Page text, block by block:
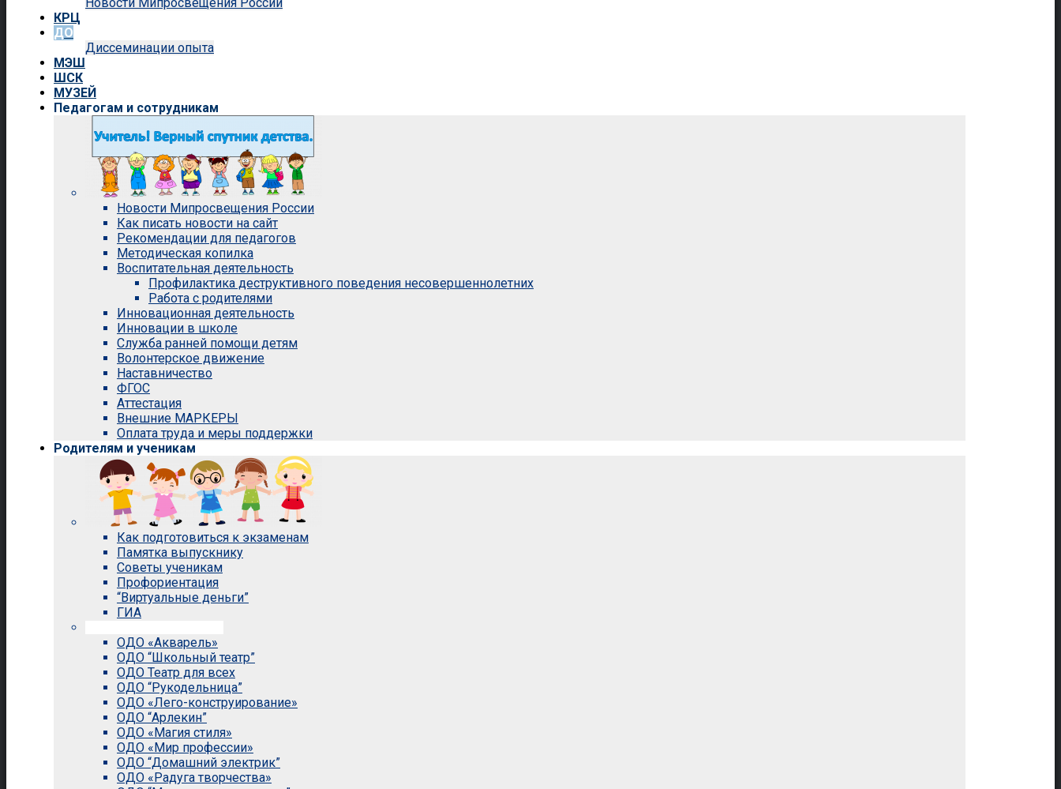
КРЦ
ДО
Диссеминации опыта
МЭШ
ШСК
МУЗЕЙ
Педагогам и сотрудникам
Новости Мипросвещения России
Как писать новости на сайт
Рекомендации для педагогов
Методическая копилка
Воспитательная деятельность
Профилактика деструктивного поведения несовершеннолетних
Работа с родителями
Инновационная деятельность
Инновации в школе
Служба ранней помощи детям
Волонтерское движение
Наставничество
ФГОС
Аттестация
Внешние МАРКЕРЫ
Оплата труда и меры поддержки
Родителям и ученикам
Как подготовиться к экзаменам
Памятка выпускнику
Советы ученикам
Профориентация
“Виртуальные деньги”
ГИА
ОДО «Акварель»
ОДО “Школьный театр”
ОДО Театр для всех
ОДО “Рукодельница”
ОДО «Лего-конструирование»
ОДО “Арлекин”
ОДО «Магия стиля»
ОДО «Мир профессии»
ОДО “Домашний электрик”
ОДО «Радуга творчества»